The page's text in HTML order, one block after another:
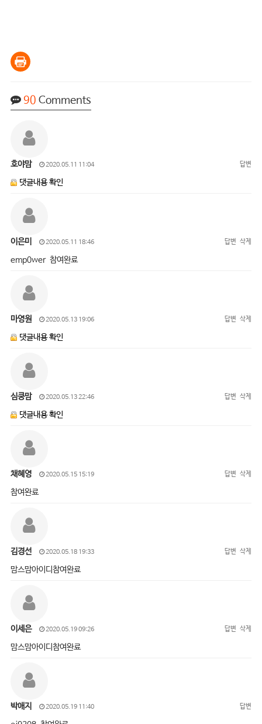
90 Comments
호야맘 2020.05.11 11:04 답변
댓글내용 확인
이은미 2020.05.11 18:46 답변 삭제
emp0wer 참여완료
마영원 2020.05.13 19:06 답변 삭제
댓글내용 확인
심쿵맘 2020.05.13 22:46 답변 삭제
댓글내용 확인
채혜영 2020.05.15 15:19 답변 삭제
참여완료
김경선 2020.05.18 19:33 답변 삭제
맘스맘아이디참여완료
이세은 2020.05.19 09:26 답변 삭제
맘스맘아이디참여완료
박애지 2020.05.19 11:40 답변